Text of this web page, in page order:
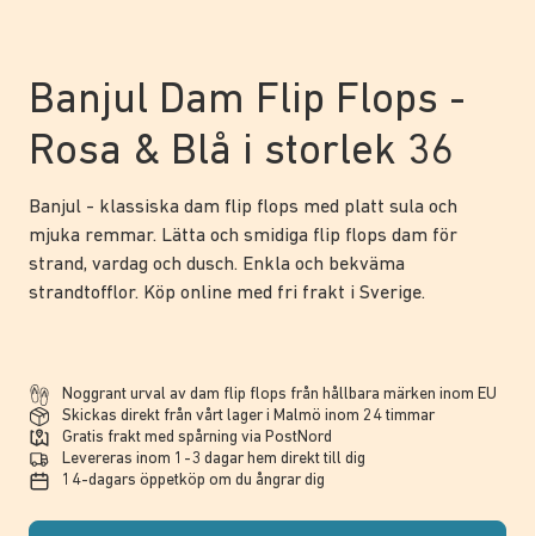
Banjul Dam Flip Flops -
Rosa & Blå i storlek 36
Banjul - klassiska dam flip flops med platt sula och
mjuka remmar. Lätta och smidiga flip flops dam för
strand, vardag och dusch. Enkla och bekväma
strandtofflor. Köp online med fri frakt i Sverige.
Noggrant urval av dam flip flops från hållbara märken inom EU
Skickas direkt från vårt lager i Malmö inom 24 timmar
Gratis frakt med spårning via PostNord
Levereras inom 1-3 dagar hem direkt till dig
14-dagars öppetköp om du ångrar dig